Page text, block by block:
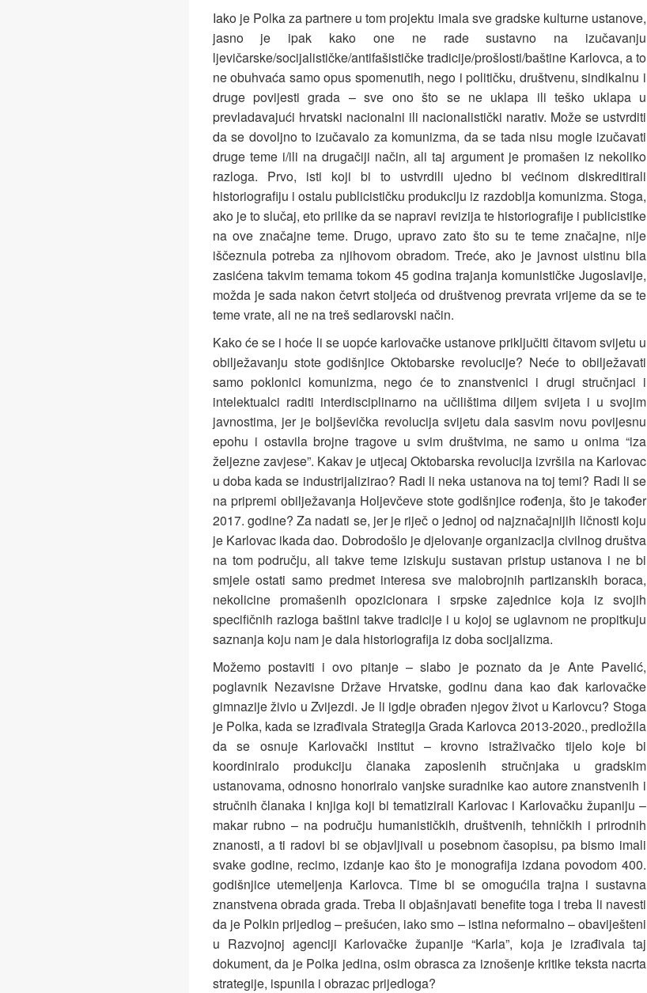
Iako je Polka za partnere u tom projektu imala sve gradske kulturne ustanove,
jasno je ipak kako one ne rade sustavno na izučavanju
ljevičarske/socijalističke/antifašističke tradicije/prošlosti/baštine Karlovca, a to
ne obuhvaća samo opus spomenutih, nego i političku, društvenu, sindikalnu i
druge povijesti grada – sve ono što se ne uklapa ili teško uklapa u
prevladavajući hrvatski nacionalni ili nacionalistički narativ. Može se ustvrditi
da se dovoljno to izučavalo za komunizma, da se tada nisu mogle izučavati
druge teme i/ili na drugačiji način, ali taj argument je promašen iz nekoliko
razloga. Prvo, isti koji bi to ustvrdili ujedno bi većinom diskreditirali
historiografiju i ostalu publicističku produkciju iz razdoblja komunizma. Stoga,
ako je to slučaj, eto prilike da se napravi revizija te historiografije i publicistike
na ove značajne teme. Drugo, upravo zato što su te teme značajne, nije
iščeznula potreba za njihovom obradom. Treće, ako je javnost uistinu bila
zasićena takvim temama tokom 45 godina trajanja komunističke Jugoslavije,
možda je sada nakon četvrt stoljeća od društvenog prevrata vrijeme da se te
teme vrate, ali ne na treš sedlarovski način.
Kako će se i hoće li se uopće karlovačke ustanove priključiti čitavom svijetu u
obilježavanju stote godišnjice Oktobarske revolucije? Neće to obilježavati
samo poklonici komunizma, nego će to znanstvenici i drugi stručnjaci i
intelektualci raditi interdisciplinarno na učilištima diljem svijeta i u svojim
javnostima, jer je boljševička revolucija svijetu dala sasvim novu povijesnu
epohu i ostavila brojne tragove u svim društvima, ne samo u onima “iza
željezne zavjese”. Kakav je utjecaj Oktobarska revolucija izvršila na Karlovac
u doba kada se industrijalizirao? Radi li neka ustanova na toj temi? Radi li se
na pripremi obilježavanja Holjevčeve stote godišnjice rođenja, što je također
2017. godine? Za nadati se, jer je riječ o jednoj od najznačajnijih ličnosti koju
je Karlovac ikada dao. Dobrodošlo je djelovanje organizacija civilnog društva
na tom području, ali takve teme iziskuju sustavan pristup ustanova i ne bi
smjele ostati samo predmet interesa sve malobrojnih partizanskih boraca,
nekolicine promašenih opozicionara i srpske zajednice koja iz svojih
specifičnih razloga baštini takve tradicije i u kojoj se uglavnom ne propitkuju
saznanja koju nam je dala historiografija iz doba socijalizma.
Možemo postaviti i ovo pitanje – slabo je poznato da je Ante Pavelić,
poglavnik Nezavisne Države Hrvatske, godinu dana kao đak karlovačke
gimnazije živio u Zvijezdi. Je li igdje obrađen njegov život u Karlovcu? Stoga
je Polka, kada se izrađivala Strategija Grada Karlovca 2013-2020., predložila
da se osnuje Karlovački institut – krovno istraživačko tijelo koje bi
koordiniralo produkciju članaka zaposlenih stručnjaka u gradskim
ustanovama, odnosno honoriralo vanjske suradnike kao autore znanstvenih i
stručnih članaka i knjiga koji bi tematizirali Karlovac i Karlovačku županiju –
makar rubno – na području humanističkih, društvenih, tehničkih i prirodnih
znanosti, a ti radovi bi se objavljivali u posebnom časopisu, pa bismo imali
svake godine, recimo, izdanje kao što je monografija izdana povodom 400.
godišnjice utemeljenja Karlovca. Time bi se omogućila trajna i sustavna
znanstvena obrada grada. Treba li objašnjavati benefite toga i treba li navesti
da je Polkin prijedlog – prešućen, iako smo – istina neformalno – obaviješteni
u Razvojnoj agenciji Karlovačke županije “Karla”, koja je izrađivala taj
dokument, da je Polka jedina, osim obrasca za iznošenje kritike teksta nacrta
strategije, ispunila i obrazac prijedloga?